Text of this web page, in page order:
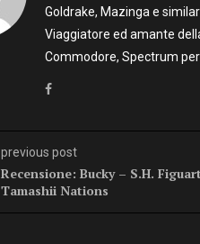
Goldrake, Mazinga e
Viaggiatore ed amante
Commodore, Spectrum
previous post
Recensione: Bucky – S.H.
Tamashii Nations